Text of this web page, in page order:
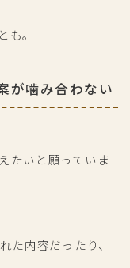
。
が噛み合わない
たいと願っていま
た内容だったり、